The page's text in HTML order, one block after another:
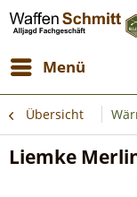
Menü
Übersicht
Liemke